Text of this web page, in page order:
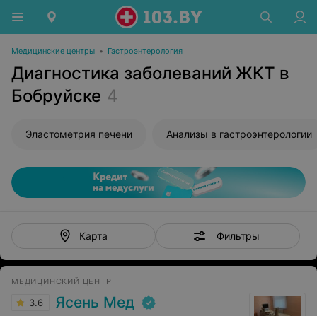
Медицинские центры • Гастроэнтерология
Диагностика заболеваний ЖКТ в
Бобруйске 4
Эластометрия печени Анализы в гастроэнтерологии
Карта Фильтры
МЕДИЦИНСКИЙ ЦЕНТР
3.6 Ясень Мед